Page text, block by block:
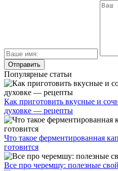
Популярные статьи
Как приготовить вкусные и
духовке — рецепты
Что такое ферментированная
готовится
Все про черемшу: полезные